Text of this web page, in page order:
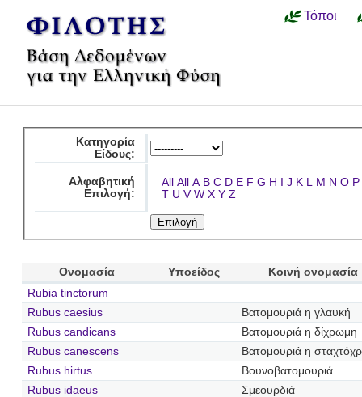
Τόποι
Κατηγορία
Είδους:
Αλφαβητική
Επιλογή:
All All A B C D E F G H I J K L M N O P
T U V W X Y Z
Ονομασία Υποείδος
Κοινή ονομασία
Rubia tinctorum
Rubus caesius
Βατομουριά η γλαυκή
Rubus candicans
Βατομουριά η δίχρωμη
Rubus canescens
Βατομουριά η
Rubus hirtus
Βουνοβατομουριά
Rubus idaeus
Σμεουρδιά